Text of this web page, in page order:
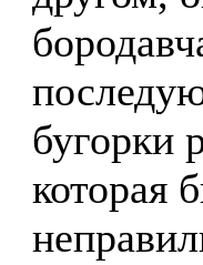
бугорки
которая